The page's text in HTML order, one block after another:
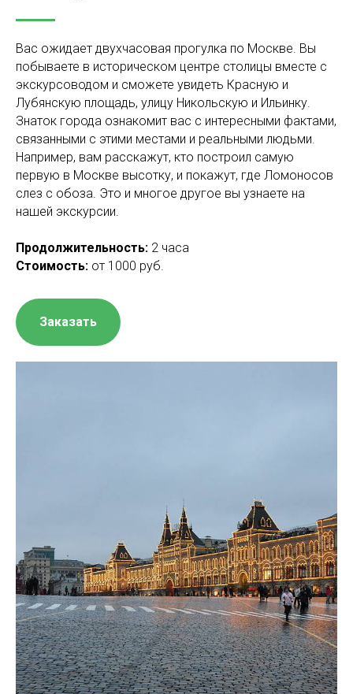
Вас ожидает двухчасовая прогулка по Москве. Вы
побываете в историческом центре столицы вместе с
экскурсоводом и сможете увидеть Красную и
Лубянскую площадь, улицу Никольскую и Ильинку.
Знаток города ознакомит вас с интересными фактами,
связанными с этими местами и реальными людьми.
Например, вам расскажут, кто построил самую
первую в Москве высотку, и покажут, где Ломоносов
слез с обоза. Это и многое другое вы узнаете на
нашей экскурсии.
Продолжительность: 2 часа
Стоимость: от 1000 руб.
Заказать